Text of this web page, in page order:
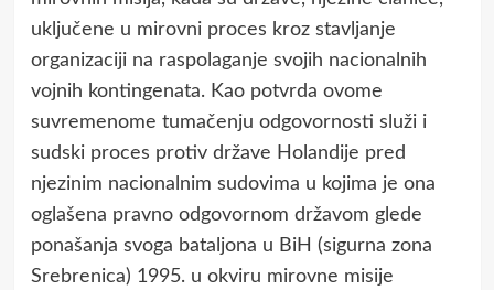
uključene u mirovni proces kroz stavljanje
organizaciji na raspolaganje svojih nacionalnih
vojnih kontingenata. Kao potvrda ovome
suvremenome tumačenju odgovornosti služi i
sudski proces protiv države Holandije pred
njezinim nacionalnim sudovima u kojima je ona
oglašena pravno odgovornom državom glede
ponašanja svoga bataljona u BiH (sigurna zona
Srebrenica) 1995. u okviru mirovne misije